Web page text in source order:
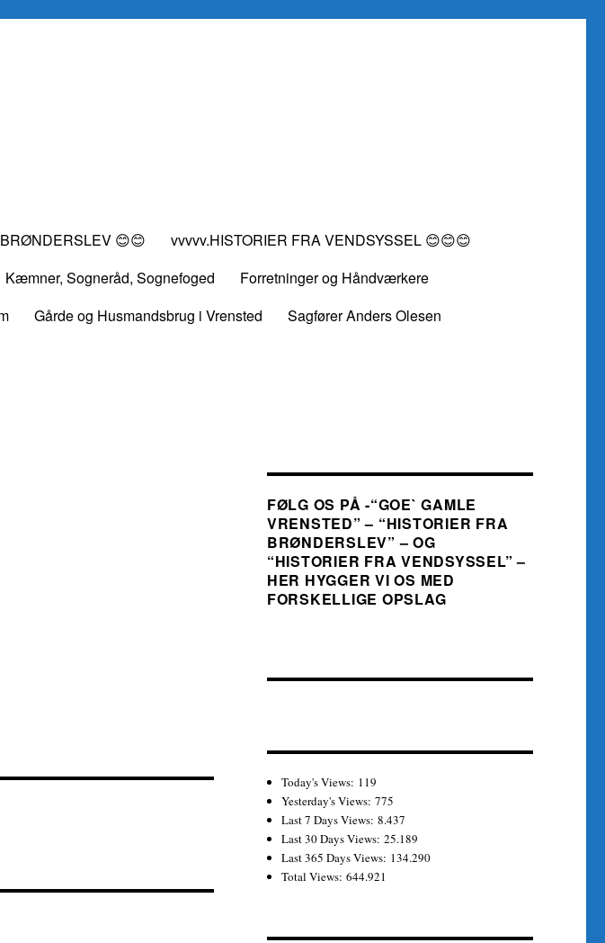
😊😊
vvvvv.HISTORIER FRA VENDSYSSEL 😊😊😊
Kæmner, Sogneråd, Sognefoged
Forretninger og Håndværkere
Gårde og Husmandsbrug i Vrensted
Sagfører Anders Olesen
FØLG OS PÅ -“GOE` GAMLE
VRENSTED” – “HISTORIER FRA
BRØNDERSLEV” – OG
“HISTORIER FRA VENDSYSSEL” –
HER HYGGER VI OS MED
FORSKELLIGE OPSLAG
Today's Views: 119
Yesterday's Views:775
Last 7 Days Views:8.437
Last 30 Days Views:25.189
Last 365 Days Views: 134.290
Total Views:644.921